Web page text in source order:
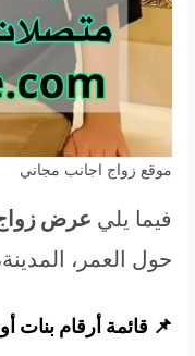
موقع زواج اجانب مجاني
فيما يلي عرض زواج
حول العمر،
📌 قائمة أرقام بنات